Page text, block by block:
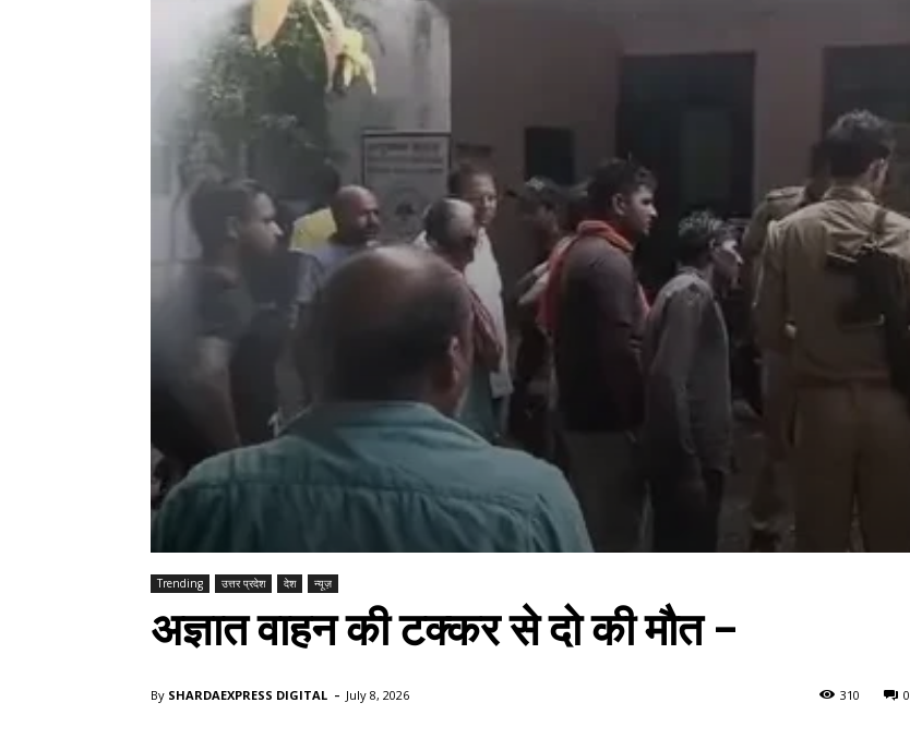
Trending उत्तर प्रदेश देश न्यूज़
अज्ञात वाहन की टक्कर से दो की मौत –
By SHARDAEXPRESS DIGITAL - July 8, 2026 0
310